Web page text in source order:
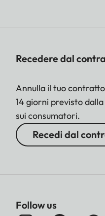
Recedere dal
Annulla il tuo
14 giorni previsto
sui consumatori.
Recedi dal
Follow us